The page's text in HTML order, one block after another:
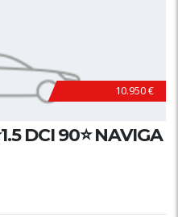
10.950 €
DCI 90⭐ NAVIGA